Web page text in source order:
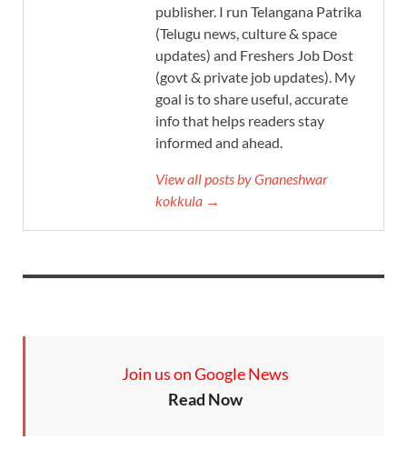
publisher. I run Telangana Patrika
(Telugu news, culture & space
updates) and Freshers Job Dost
(govt & private job updates). My
goal is to share useful, accurate
info that helps readers stay
informed and ahead.
View all posts by Gnaneshwar
kokkula →
Join us on Google News
Read Now